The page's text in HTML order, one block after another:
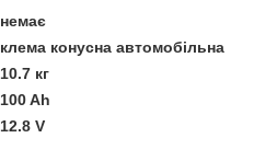
немає
клема конусна автомобільна
10.7 кг
100 Ah
12.8 V